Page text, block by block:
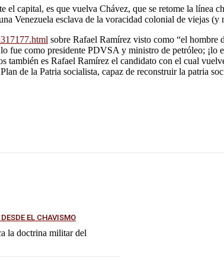
el capital, es que vuelva Chávez, que se retome la línea
Venezuela esclava de la voracidad colonial de viejas
sobre Rafael Ramírez visto como “el hombre
como presidente PDVSA y ministro de petróleo; ¡lo
también es Rafael Ramírez el candidato con el cual
de la Patria socialista, capaz de reconstruir la patria
EL CHAVISMO
la doctrina militar del